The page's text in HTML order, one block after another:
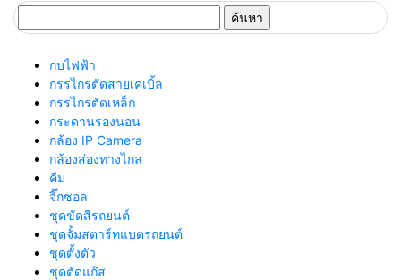
สำหรับ:
กบไฟฟ้า
กรรไกรตัดสายเคเบิ้ล
กรรไกรตัดเหล็ก
กระดานรองนอน
กล้อง IP Camera
กล้องส่องทางไกล
คีม
จิ๊กซอล
ชุดขัดสีรถยนต์​
ชุดจั้มสตาร์ทแบตรถยนต์
ชุดตั้งตัว
ชุดตัดแก๊ส